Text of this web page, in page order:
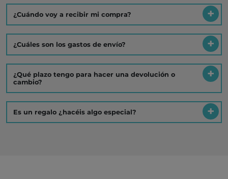
¿Cuándo voy a recibir mi compra?
¿Cuáles son los gastos de envío?
¿Qué plazo tengo para hacer una devolución o
cambio?
Es un regalo ¿hacéis algo especial?